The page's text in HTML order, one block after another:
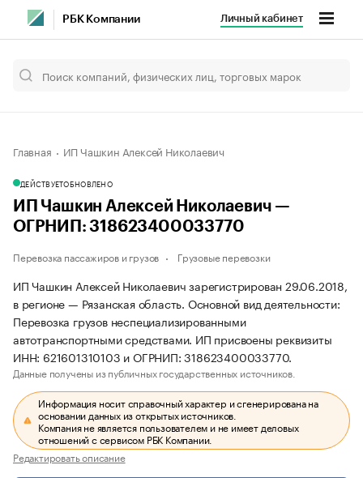
РБК Компании Личный кабинет
Главная ИП Чашкин Алексей Николаевич
ДЕЙСТВУЕТОБНОВЛЕНО
ИП Чашкин Алексей Николаевич —
ОГРНИП: 318623400033770
Перевозка пассажиров и грузов Грузовые перевозки
ИП Чашкин Алексей Николаевич зарегистрирован 29.06.2018,
в регионе — Рязанская область. Основной вид деятельности:
Перевозка грузов неспециализированными
автотранспортными средствами. ИП присвоены реквизиты
ИНН: 621601310103 и ОГРНИП: 318623400033770.
Данные получены из публичных государственных источников.
Информация носит справочный характер и сгенерирована на
основании данных из открытых источников.
Компания не является пользователем и не имеет деловых
отношений с сервисом РБК Компании.
Редактировать описание